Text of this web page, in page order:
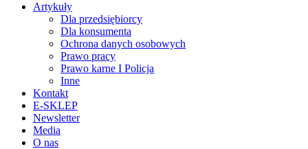
Artykuły
Dla przedsiębiorcy
Dla konsumenta
Ochrona danych osobowych
Prawo pracy
Prawo karne I Policja
Inne
Kontakt
E-SKLEP
Newsletter
Media
O nas